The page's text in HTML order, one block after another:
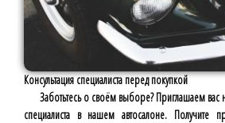
Консультация специалиста перед покупкой
Заботьтесь о своём выборе? Приглашаем вас
специалиста в нашем автосалоне. Получите